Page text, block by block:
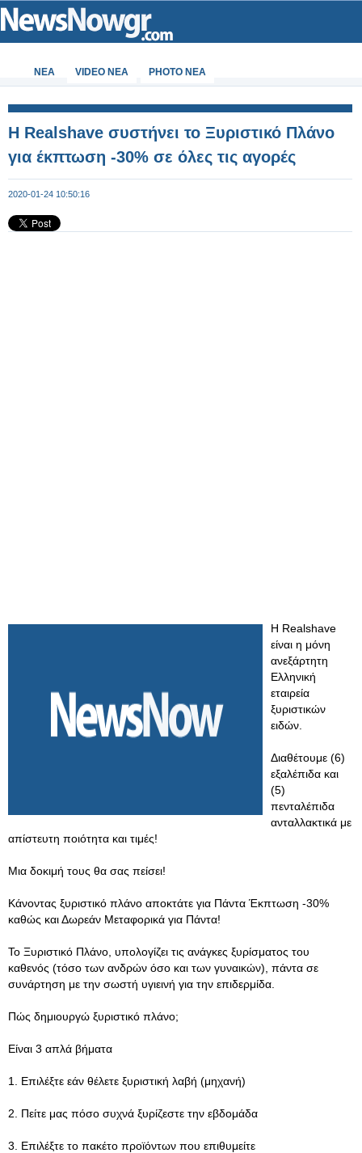
ΝΕΑ VIDEO NEA PHOTO NEA
Η Realshave συστήνει το Ξυριστικό Πλάνο
για έκπτωση -30% σε όλες τις αγορές
2020-01-24 10:50:16
Η Realshave
είναι η μόνη
ανεξάρτητη
Ελληνική
εταιρεία
ξυριστικών
ειδών.
Διαθέτουμε (6)
εξαλέπιδα και
(5)
πενταλέπιδα
ανταλλακτικά με
απίστευτη ποιότητα και τιμές!
Μια δοκιμή τους θα σας πείσει!
Κάνοντας ξυριστικό πλάνο αποκτάτε για Πάντα Έκπτωση -30%
καθώς και Δωρεάν Μεταφορικά για Πάντα!
Το Ξυριστικό Πλάνο, υπολογίζει τις ανάγκες ξυρίσματος του
καθενός (τόσο των ανδρών όσο και των γυναικών), πάντα σε
συνάρτηση με την σωστή υγιεινή για την επιδερμίδα.
Πώς δημιουργώ ξυριστικό πλάνο;
Είναι 3 απλά βήματα
1. Επιλέξτε εάν θέλετε ξυριστική λαβή (μηχανή)
2. Πείτε μας πόσο συχνά ξυρίζεστε την εβδομάδα
3. Επιλέξτε το πακέτο προϊόντων που επιθυμείτε